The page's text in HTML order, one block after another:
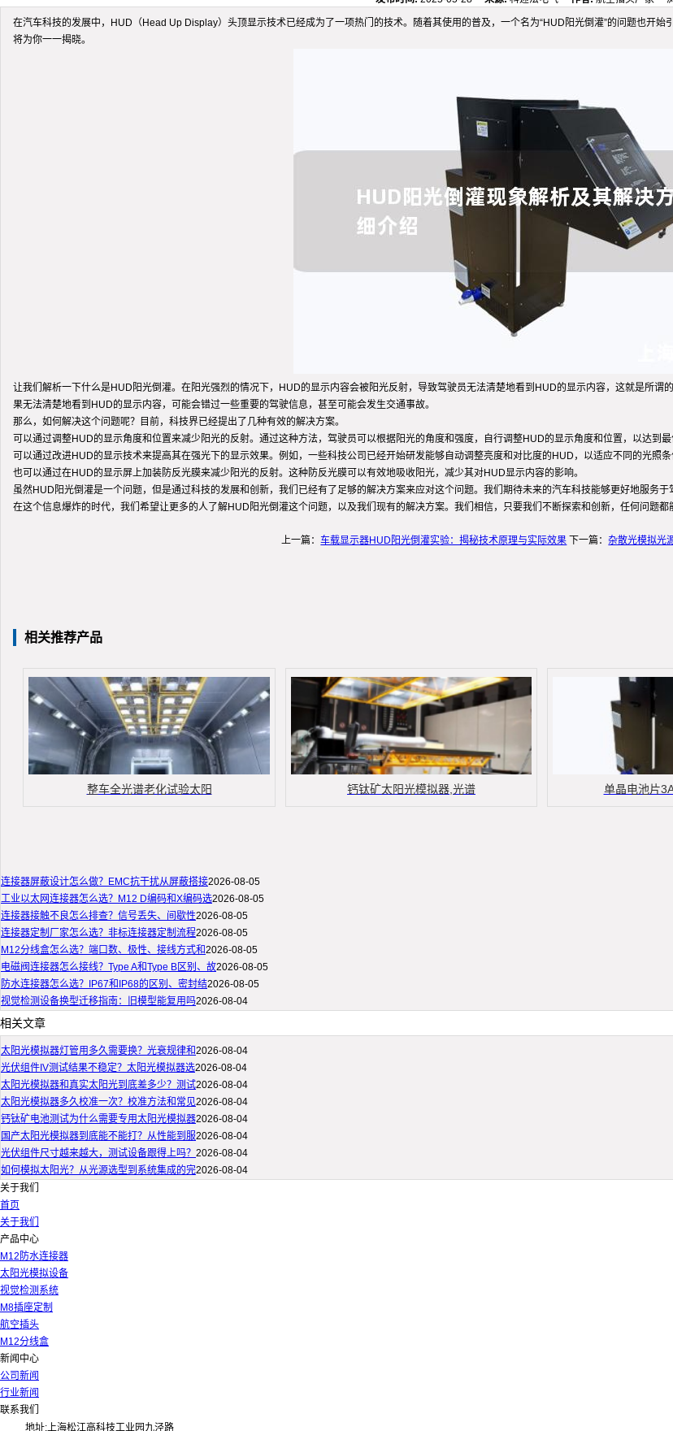
在汽车科技的发展中，HUD（Head Up Display）头顶显示技术已经成为了一项热门的技术。随着其使用的普及，一个名为“HUD阳光倒灌”的问题也开
将为你一一揭晓。
让我们解析一下什么是HUD阳光倒灌。在阳光强烈的情况下，HUD的显示内容会被阳光反射，导致驾驶员无法清楚地看到HUD的显示内容，这就是所
果无法清楚地看到HUD的显示内容，可能会错过一些重要的驾驶信息，甚至可能会发生交通事故。
那么，如何解决这个问题呢？目前，科技界已经提出了几种有效的解决方案。
可以通过调整HUD的显示角度和位置来减少阳光的反射。通过这种方法，驾驶员可以根据阳光的角度和强度，自行调整HUD的显示角度和位置，以达到最
可以通过改进HUD的显示技术来提高其在强光下的显示效果。例如，一些科技公司已经开始研发能够自动调整亮度和对比度的HUD，以适应不同的光照条
也可以通过在HUD的显示屏上加装防反光膜来减少阳光的反射。这种防反光膜可以有效地吸收阳光，减少其对HUD显示内容的影响。
虽然HUD阳光倒灌是一个问题，但是通过科技的发展和创新，我们已经有了足够的解决方案来应对这个问题。我们期待未来的汽车科技能够更好地服务于
在这个信息爆炸的时代，我们希望让更多的人了解HUD阳光倒灌这个问题，以及我们现有的解决方案。我们相信，只要我们不断探索和创新，任何问题都
上一篇：车载显示器HUD阳光倒灌实验：揭秘技术原理与实际效果 下一篇：杂散光模拟光
相关推荐产品
整车全光谱老化试验太阳 钙钛矿太阳光模拟器,光谱 单晶电池片
连接器屏蔽设计怎么做？EMC抗干扰从屏蔽搭接2026-08-05
工业以太网连接器怎么选？M12 D编码和X编码选2026-08-05
连接器接触不良怎么排查？信号丢失、间歇性2026-08-05
连接器定制厂家怎么选？非标连接器定制流程2026-08-05
M12分线盒怎么选？端口数、极性、接线方式和2026-08-05
电磁阀连接器怎么接线？Type A和Type B区别、故2026-08-05
防水连接器怎么选？IP67和IP68的区别、密封结2026-08-05
视觉检测设备换型迁移指南：旧模型能复用吗2026-08-04
相关文章
太阳光模拟器灯管用多久需要换？光衰规律和2026-08-04
光伏组件IV测试结果不稳定？太阳光模拟器选2026-08-04
太阳光模拟器和真实太阳光到底差多少？测试2026-08-04
太阳光模拟器多久校准一次？校准方法和常见2026-08-04
钙钛矿电池测试为什么需要专用太阳光模拟器2026-08-04
国产太阳光模拟器到底能不能打？从性能到服2026-08-04
光伏组件尺寸越来越大，测试设备跟得上吗？ 2026-08-04
如何模拟太阳光？从光源选型到系统集成的完2026-08-04
关于我们
首页
关于我们
产品中心
M12防水连接器
太阳光模拟设备
视觉检测系统
M8插座定制
航空插头
M12分线盒
新闻中心
公司新闻
行业新闻
联系我们
地址:上海松江高科技工业园九泾路